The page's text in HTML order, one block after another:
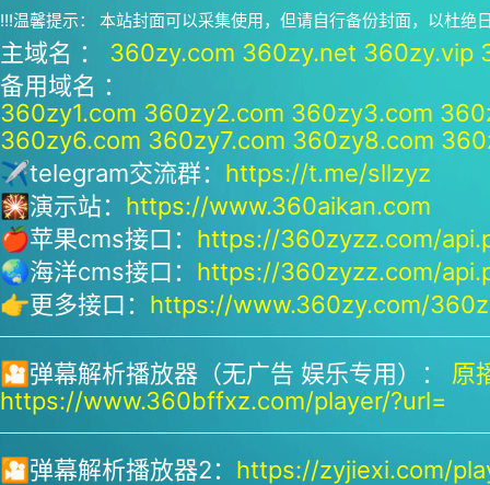
!!!温馨提示： 本站封面可以采集使用，但请自行备份封面，以杜绝
主域名 ： 360zy.com 360zy.net 360zy.vip
备用域名 ：
360zy1.com 360zy2.com 360zy3.com
360zy6.com 360zy7.com 360zy8.com
✈telegram交流群： https://t.me/sllzyz
🎇演示站： https://www.360aikan.com
🍎苹果cms接口： https://360zyzz.com/
🌏海洋cms接口： https://360zyzz.com/
👉更多接口： https://www.360zy.com/
🎦弹幕解析播放器（无广告 娱乐专用）： 原
https://www.360bffxz.com/player/?url=
🎦弹幕解析播放器2： https://zyjiexi.com/